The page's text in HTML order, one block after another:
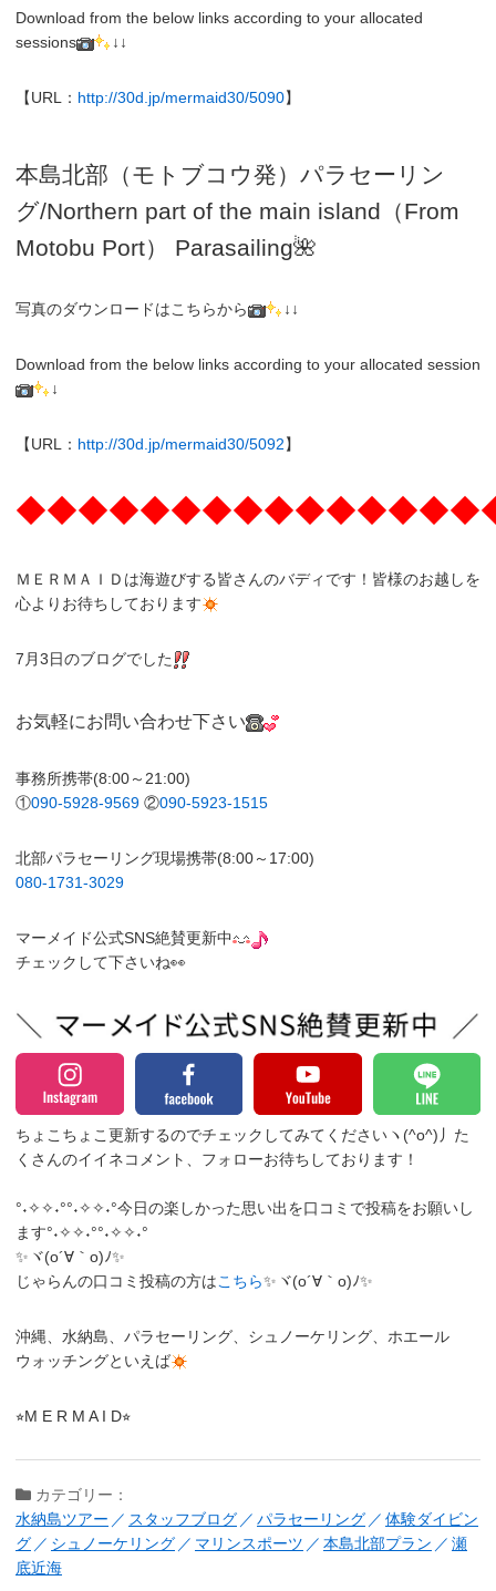
Download from the below links according to your allocated
sessions
↓↓
【URL： http://30d.jp/mermaid30/5090】
本島北部（モトブコウ発）パラセーリン
グ/Northern part of the main island（From
Motobu Port）
Parasailing🌺
写真のダウンロードはこちらから ↓↓
Download from the below links according to your allocated session
↓
【URL： http://30d.jp/mermaid30/5092】
ＭＥＲＭＡＩＤは海遊びする皆さんのバディです！皆様のお越しを
心よりお待ちしております
7月3日のブログでした
お気軽にお問い合わせ下さい
事務所携帯(8:00～21:00)
①090-5928-9569 ②090-5923-1515
北部パラセーリング現場携帯(8:00～17:00)
080-1731-3029
マーメイド公式SNS絶賛更新中
チェックして下さいね👀
ちょこちょこ更新するのでチェックしてみてくださいヽ(^o^)丿 た
くさんのイイネコメント、フォローお待ちしております！
°˖✧✧˖°°˖✧✧˖°今日の楽しかった思い出を口コミで投稿をお願いし
ます°˖✧✧˖°°˖✧✧˖°
✨ヾ(o´∀｀o)ﾉ✨
じゃらんの口コミ投稿の方はこちら✨ヾ(o´∀｀o)ﾉ✨
沖縄、水納島、パラセーリング、シュノーケリング、ホエール
ウォッチングといえば
⭐︎M E R M A I D⭐︎
カテゴリー：
水納島ツアー
スタッフブログ パラセーリング
体験ダイビン
グ
シュノーケリング マリンスポーツ 本島北部プラン
瀬
底近海